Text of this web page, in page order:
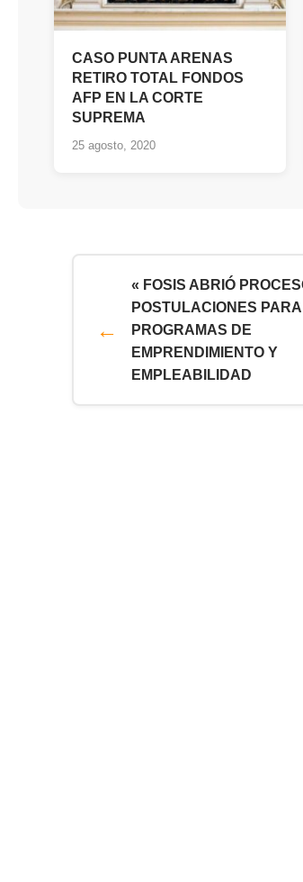
CASO PUNTA ARENAS
RETIRO TOTAL FONDOS
AFP EN LA CORTE
SUPREMA
25 agosto, 2020
« FOSIS ABRIÓ
POSTULACIONES PARA
PROGRAMAS DE
EMPRENDIMIENTO Y
EMPLEABILIDAD